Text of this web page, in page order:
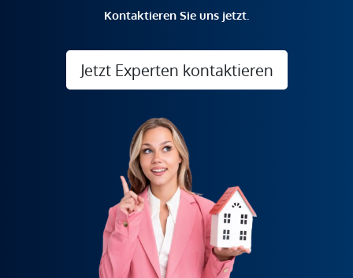
Kontaktieren Sie uns jetzt.
Jetzt Experten kontaktieren